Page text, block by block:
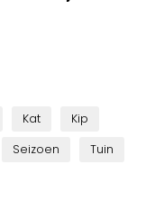
Kat
Kip
Seizoen
Tuin